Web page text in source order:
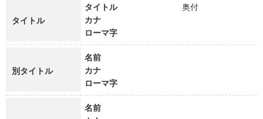
タイトル
タイトル
奥付
カナ
ローマ字
別タイトル
名前
カナ
ローマ字
名前